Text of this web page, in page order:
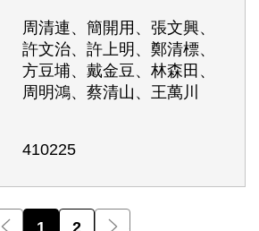
周清連、簡開用、張文興、
許文治、許上明、鄭清標、
方豆埔、戴金豆、林森田、
周明鴻、蔡清山、王萬川
410225
前一頁
1 2